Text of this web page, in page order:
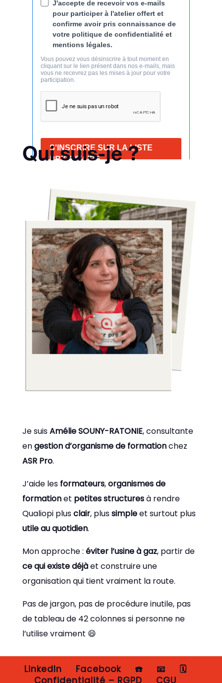
Qui suis-je ?
Je suisAmélie SOUNY-RATONIE, consultante
engestion d’organisme de formationchez
ASR Pro.
J’aide les formateurs,organismes de
formationet petites structuresà rendre
Qualiopi plusclair, plussimpleet surtout plus
utile au quotidien.
Mon approche : éviter l’usine à gaz, partir de
ce qui existe déjàet construire une
organisation qui tient vraiment la route.
Pas de jargon, pas de procédure inutile, pas
de tableau de 42 colonnes si personne ne
l’utilise vraiment 😄
LinkedIn Facebook ☎️ 📧
🗓️
Confidentialité – RGPD
CGU